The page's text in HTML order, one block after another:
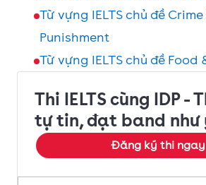
Từ vựng IELTS chủ đề Crime
Punishment
Từ vựng IELTS chủ đề Food
Thi IELTS cùng IDP -
tự tin, đạt band như
Đăng ký thi ngay